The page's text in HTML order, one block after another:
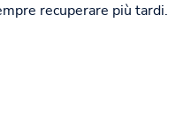
recuperare più tardi.